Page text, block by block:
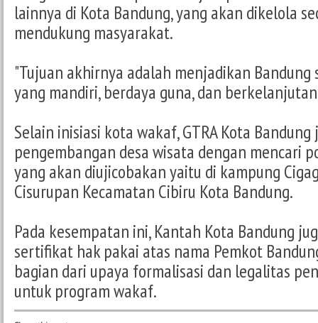
lainnya di Kota Bandung, yang akan dikelola
mendukung masyarakat.
"Tujuan akhirnya adalah menjadikan Bandung
yang mandiri, berdaya guna, dan
Selain inisiasi kota wakaf, GTRA Kota
pengembangan desa wisata dengan mencari
yang akan diujicobakan yaitu di kampung
Cisurupan Kecamatan Cibiru Kota Bandung.
Pada kesempatan ini, Kantah Kota Bandung
sertifikat hak pakai atas nama Pemkot
bagian dari upaya formalisasi dan legalitas
untuk program wakaf.